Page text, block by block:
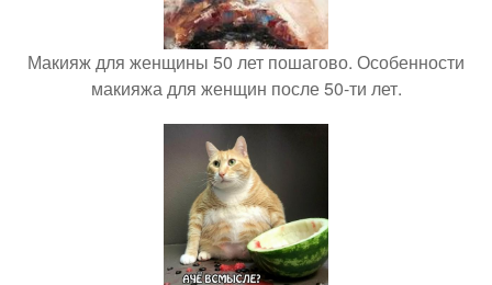
Макияж для женщины 50 лет пошагово. Особенности
макияжа для женщин после 50-ти лет.